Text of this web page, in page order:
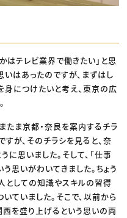
はテレビ業界で働きたい」と思
はあったのですが、まずはし
身につけたいと考え、東京の広
たま京都・奈良を案内するチラ
が、そのチラシを見ると、奈
思いました。そして、「仕事
思いがわいてきました。ちょう
としての知識やスキルの習得
ていました。そこで、以前から
西を盛り上げるという思いの両